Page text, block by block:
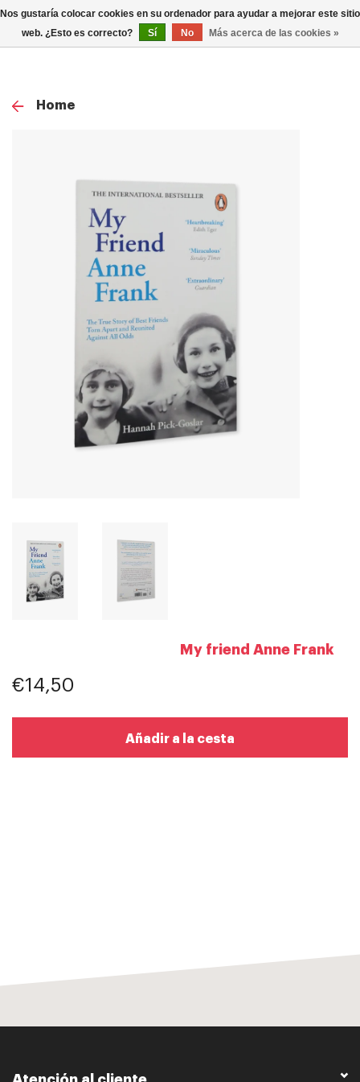
0
Home
My friend Anne Frank
€14,50
Añadir a la cesta
Nos gustaría colocar cookies en su ordenador para ayudar a mejorar este sitio
web. ¿Esto es correcto?
Sí No Más acerca de las cookies »